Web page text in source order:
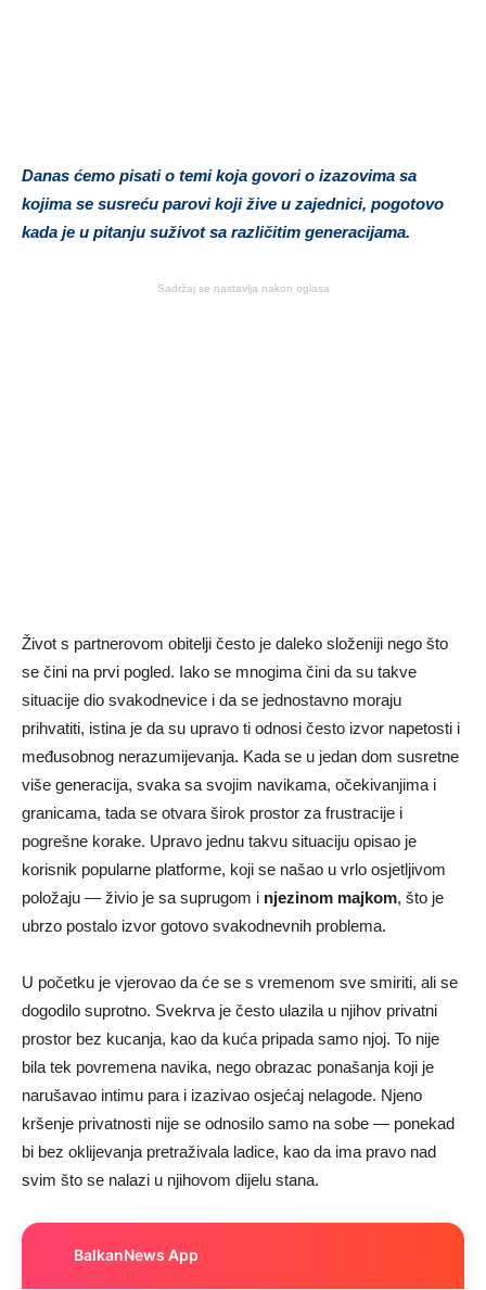
Danas ćemo pisati o temi koja govori o izazovima sa
kojima se susreću parovi koji žive u zajednici, pogotovo
kada je u pitanju suživot sa različitim generacijama.
Sadržaj se nastavlja nakon oglasa
Život s partnerovom obitelji često je daleko složeniji nego što
se čini na prvi pogled. Iako se mnogima čini da su takve
situacije dio svakodnevice i da se jednostavno moraju
prihvatiti, istina je da su upravo ti odnosi često izvor napetosti i
međusobnog nerazumijevanja. Kada se u jedan dom susretne
više generacija, svaka sa svojim navikama, očekivanjima i
granicama, tada se otvara širok prostor za frustracije i
pogrešne korake. Upravo jednu takvu situaciju opisao je
korisnik popularne platforme, koji se našao u vrlo osjetljivom
položaju — živio je sa suprugom i njezinom majkom, što je
ubrzo postalo izvor gotovo svakodnevnih problema.
U početku je vjerovao da će se s vremenom sve smiriti, ali se
dogodilo suprotno. Svekrva je često ulazila u njihov privatni
prostor bez kucanja, kao da kuća pripada samo njoj. To nije
bila tek povremena navika, nego obrazac ponašanja koji je
narušavao intimu para i izazivao osjećaj nelagode. Njeno
kršenje privatnosti nije se odnosilo samo na sobe — ponekad
bi bez oklijevanja pretraživala ladice, kao da ima pravo nad
svim što se nalazi u njihovom dijelu stana.
BalkanNews App